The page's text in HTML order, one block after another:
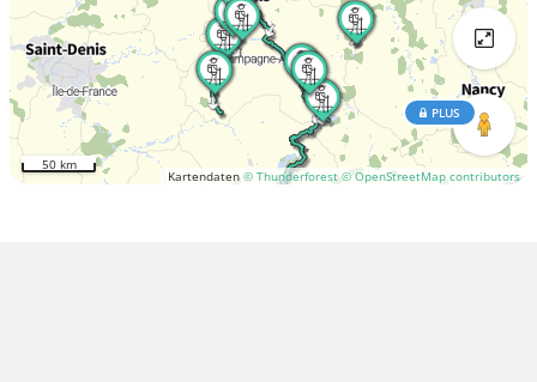
Kartendaten © Thunderforest © OpenStreetMap contributors
PLUS
50 km